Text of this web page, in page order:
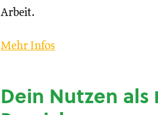
Arbeit.
Mehr Infos
Dein Nutzen als